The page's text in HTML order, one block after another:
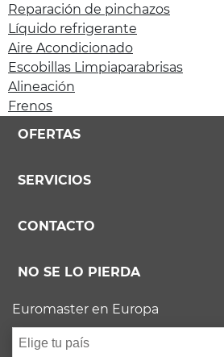
Reparación de pinchazos
Líquido refrigerante
Aire Acondicionado
Escobillas Limpiaparabrisas
Alineación
Frenos
OFERTAS
SERVICIOS
CONTACTO
NO SE LO PIERDA
Euromaster en Europa
Elige tu país